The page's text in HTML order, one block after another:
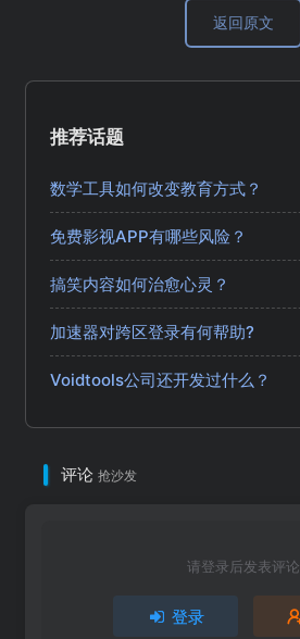
返回原文
推荐话题
数学工具如何改变教育方式？
免费影视APP有哪些风险？
搞笑内容如何治愈心灵？
加速器对跨区登录有何帮助?
Voidtools公司还开发过什么？
评论 抢沙发
请登录后发表评论
登录